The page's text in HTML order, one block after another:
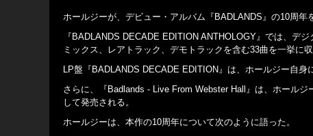
ホールジーが、デビュー・アルバム『BADLANDS』の10周
『BADLANDS DECADE EDITION ANTHOLOGY』では、デ
ミックス、レアトラック、デモトラックを含む33曲を一挙に
LP盤『BADLANDS DECADE EDITION』は、ホールジー自
さらに、『Badlands - Live From Webster Hall』は、ホール
して発売される。
ホールジーは、本作の10周年について次のように語った。